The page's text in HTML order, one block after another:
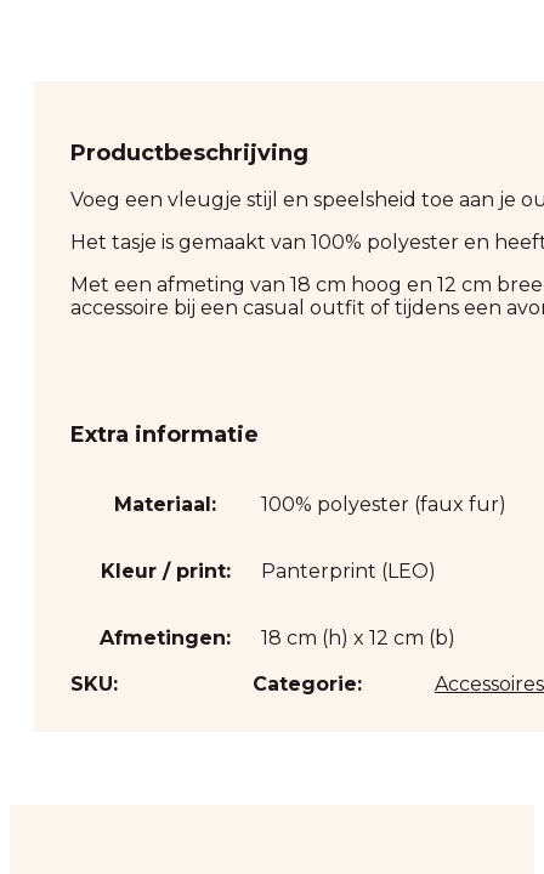
Productbeschrijving
Voeg een vleugje stijl en speelsheid toe aan je
Het tasje is gemaakt van 100% polyester en
Met een afmeting van 18 cm hoog en 12 cm
accessoire bij een casual outfit of tijdens een
Extra informatie
Materiaal: 100% polyester (faux fur)
Kleur / print: Panterprint (LEO)
Afmetingen:
18 cm (h) x 12 cm (b)
SKU:
Categorie: Accessoires